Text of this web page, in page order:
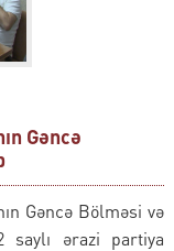
Gəncə
Gəncə Bölməsi və
saylı ərazi partiya